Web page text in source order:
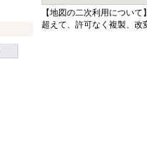
【地図の二次利用につい
超えて、許可なく複製、改